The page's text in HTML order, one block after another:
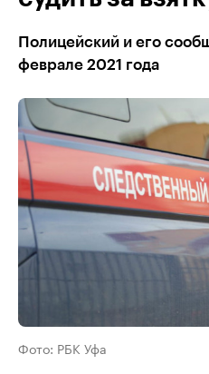
Полицейский и его
феврале 2021 года
Фото: РБК Уфа